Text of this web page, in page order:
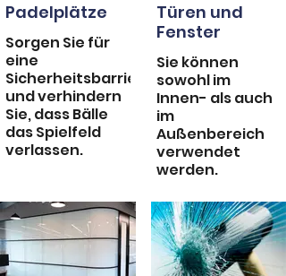
Padelplätze
Sorgen Sie für
eine
Sicherheitsbarriere
und verhindern
Sie, dass Bälle
das Spielfeld
verlassen.
Türen und
Fenster
Sie können
sowohl im
Innen- als auch
im
Außenbereich
verwendet
werden.